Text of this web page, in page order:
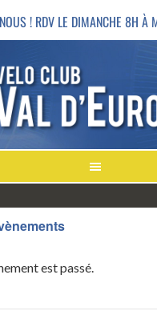
! RDV LE DIMANCHE 8H À
est passé.